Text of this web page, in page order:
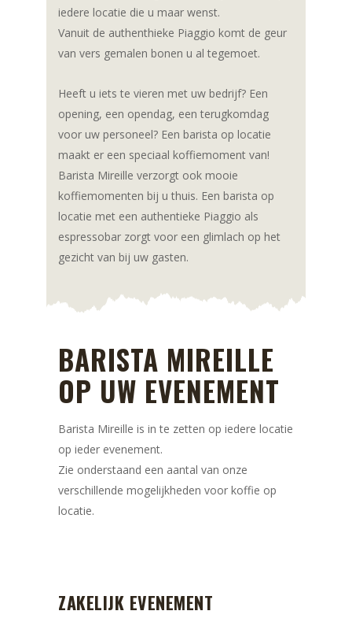
iedere locatie die u maar wenst.
Vanuit de authenthieke Piaggio komt de geur
van vers gemalen bonen u al tegemoet.
Heeft u iets te vieren met uw bedrijf? Een
opening, een opendag, een terugkomdag
voor uw personeel? Een barista op locatie
maakt er een speciaal koffiemoment van!
Barista Mireille verzorgt ook mooie
koffiemomenten bij u thuis. Een barista op
locatie met een authentieke Piaggio als
espressobar zorgt voor een glimlach op het
gezicht van bij uw gasten.
BARISTA MIREILLE
OP UW EVENEMENT
Barista Mireille is in te zetten op iedere locatie
op ieder evenement.
Zie onderstaand een aantal van onze
verschillende mogelijkheden voor koffie op
locatie.
ZAKELIJK EVENEMENT